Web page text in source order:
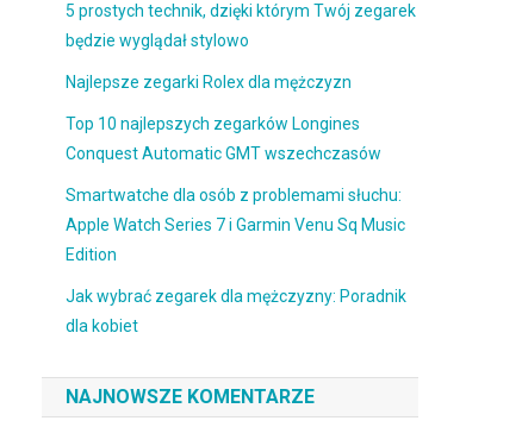
5 prostych technik, dzięki którym Twój zegarek
będzie wyglądał stylowo
Najlepsze zegarki Rolex dla mężczyzn
Top 10 najlepszych zegarków Longines
Conquest Automatic GMT wszechczasów
Smartwatche dla osób z problemami słuchu:
Apple Watch Series 7 i Garmin Venu Sq Music
Edition
Jak wybrać zegarek dla mężczyzny: Poradnik
dla kobiet
NAJNOWSZE KOMENTARZE